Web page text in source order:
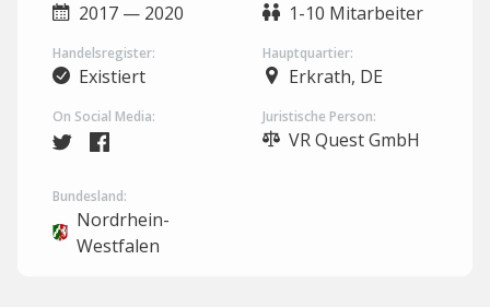
2017 — 2020 1-10 Mitarbeiter
Handelsregister:
Existiert
Hauptquartier:
Erkrath, DE
On Social Media: Juristische Person:
VR Quest GmbH
Bundesland:
Nordrhein-
Westfalen